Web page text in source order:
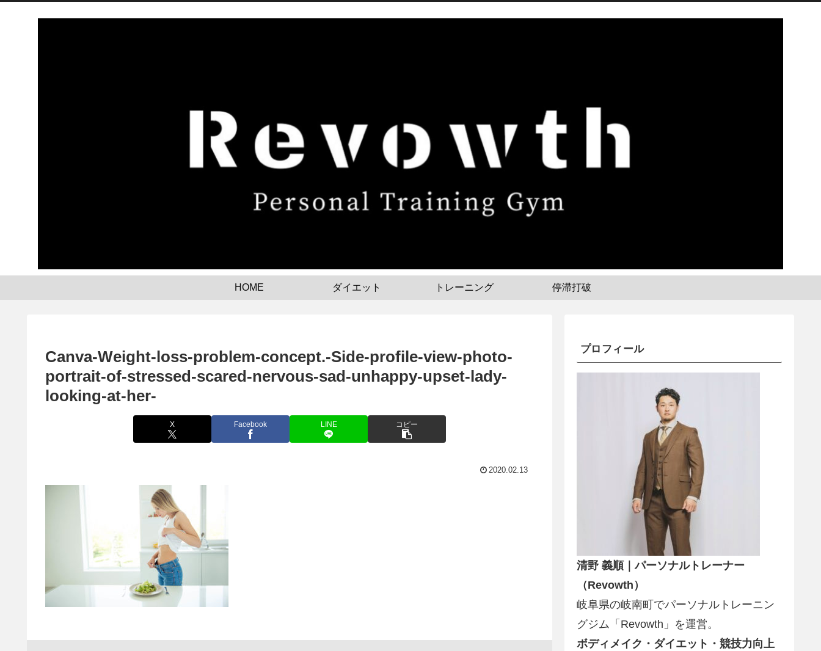
HOME ダイエット トレーニング 停滞打破
Canva-Weight-loss-problem-concept.-Side-profile-view-photo-
portrait-of-stressed-scared-nervous-sad-unhappy-upset-lady-
looking-at-her-
X Facebook LINE コピー
2020.02.13
プロフィール
清野 義順｜パーソナルトレーナー
（Revowth）
岐阜県の岐南町でパーソナルトレーニン
グジム「Revowth」を運営。
ボディメイク・ダイエット・競技力向上